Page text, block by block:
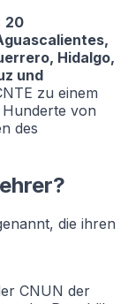
20
Hidalgo,
und
zu einem
von
des
die ihren
CNUN der